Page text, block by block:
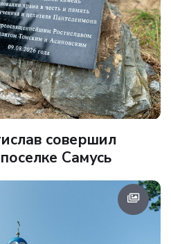
совершил
Самусь